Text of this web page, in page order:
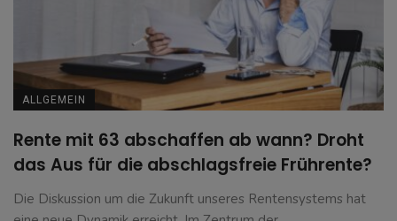
ALLGEMEIN
Rente mit 63 abschaffen ab wann? Droht
das Aus für die abschlagsfreie Frührente?
Die Diskussion um die Zukunft unseres Rentensystems hat